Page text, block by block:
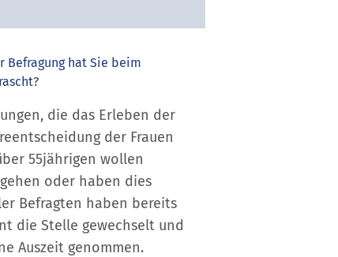
Befragung hat Sie beim
die das Erleben der
der Frauen
55jährigen wollen
oder haben dies
Befragten haben bereits
die Stelle gewechselt und
Auszeit genommen.